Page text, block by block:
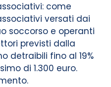
come
versati dai
soccorso e operanti
previsti dalla
detraibili fino al 19%
di 1.300 euro.